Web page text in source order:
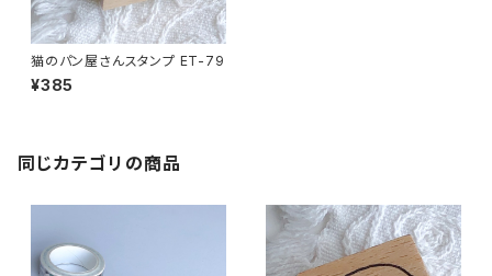
猫のパン屋さんスタンプ ET-79
¥385
同じカテゴリの商品